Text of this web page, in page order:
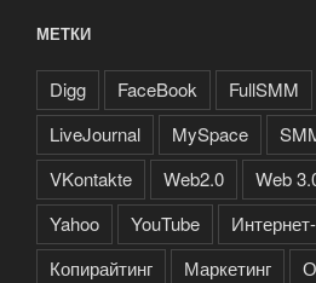
МЕТКИ
Digg FaceBook FullSMM
LiveJournal
MySpace
VKontakte
Web2.0 Web
Yahoo
YouTube
Копирайтинг
Маркетинг